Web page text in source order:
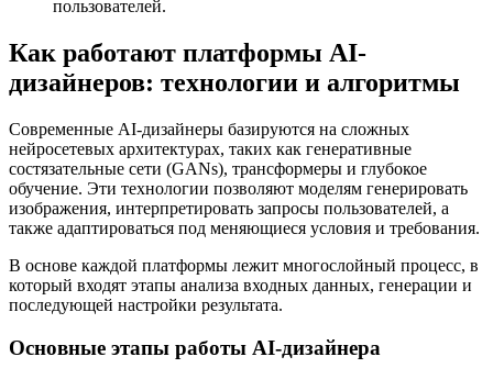
пользователей.
Как работают платформы AI-
дизайнеров: технологии и алгоритмы
Современные AI-дизайнеры базируются на сложных
нейросетевых архитектурах, таких как генеративные
состязательные сети (GANs), трансформеры и глубокое
обучение. Эти технологии позволяют моделям генерировать
изображения, интерпретировать запросы пользователей, а
также адаптироваться под меняющиеся условия и требования.
В основе каждой платформы лежит многослойный процесс, в
который входят этапы анализа входных данных, генерации и
последующей настройки результата.
Основные этапы работы AI-дизайнера